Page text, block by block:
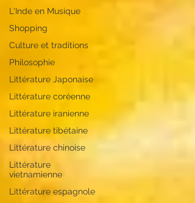
L'Inde en Musique
Shopping
Culture et traditions
Philosophie
Littérature Japonaise
Littérature coréenne
Littérature iranienne
Littérature tibétaine
Littérature chinoise
Littérature
vietnamienne
Littérature espagnole